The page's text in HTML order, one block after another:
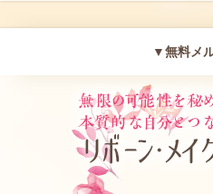
▼無料メ